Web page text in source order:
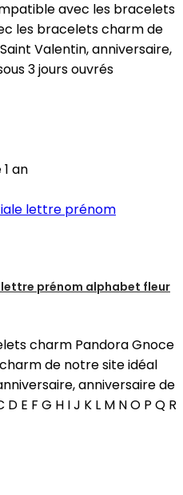
avec les bracelets
les bracelets charm de
Valentin, anniversaire,
3 jours ouvrés
an
prénom alphabet fleur
charm Pandora Gnoce
de notre site idéal
anniversaire de
E F G H I J K L M N O P Q R